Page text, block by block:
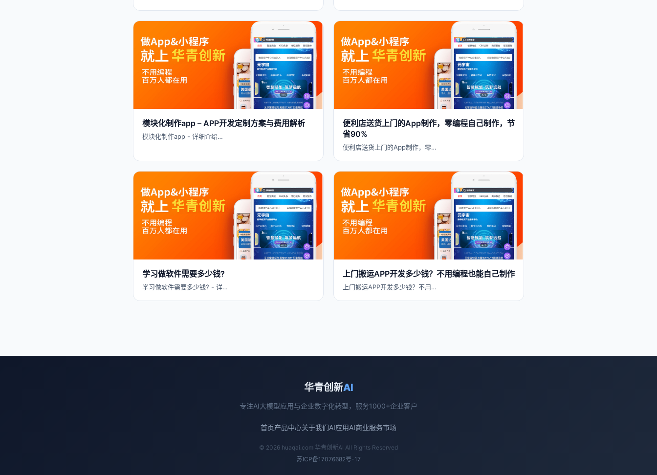
模块化制作app – APP开发定制方案与费用解析
模块化制作app - 详细介绍…
便利店送货上门的App制作，零编程自己制作，节
省90%
便利店送货上门的App制作，零…
学习做软件需要多少钱?
学习做软件需要多少钱? - 详…
上门搬运APP开发多少钱？不用编程也能自己制作
上门搬运APP开发多少钱？不用…
华青创新AI
专注AI大模型应用与企业数字化转型，服务1000+企业客户
首页产品中心关于我们AI应用AI商业服务市场
© 2026 huaqai.com 华青创新AI All Rights Reserved
苏ICP备17076682号-17